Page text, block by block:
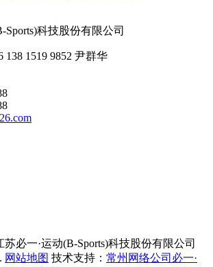
138 1519 9852 尹群华
苏必一·运动(B-Sports)科技股份有限公司
网站地图 技术支持： 常州网络公司必一·